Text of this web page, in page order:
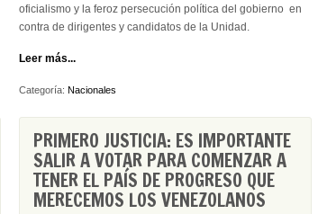
oficialismo y la feroz persecución política del gobierno en
contra de dirigentes y candidatos de la Unidad.
Leer más...
Categoría: Nacionales
PRIMERO JUSTICIA: ES IMPORTANTE
SALIR A VOTAR PARA COMENZAR A
TENER EL PAÍS DE PROGRESO QUE
MERECEMOS LOS VENEZOLANOS